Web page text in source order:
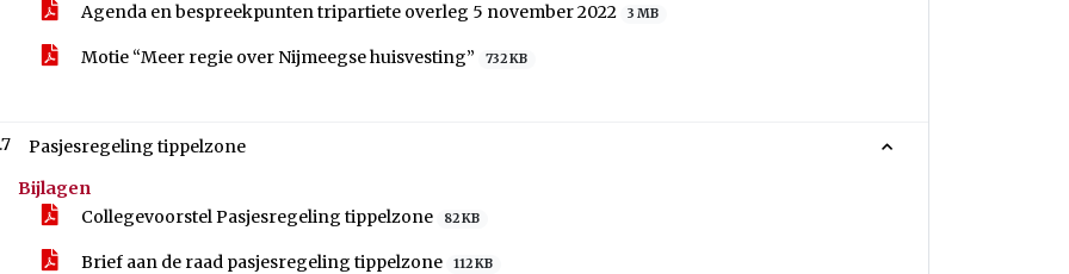
Agenda en bespreekpunten tripartiete overleg 5 november 2022 3 MB
Motie “Meer regie over Nijmeegse huisvesting” 732 KB
Pasjesregeling tippelzone
Bijlagen
Collegevoorstel Pasjesregeling tippelzone
82 KB
Brief aan de raad pasjesregeling tippelzone 112 KB